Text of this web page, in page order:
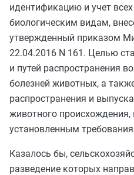
идентификацию и учет
биологическим видам,
утвержденный приказом
22.04.2016 N 161. Целью
и путей распространения
болезней животных, а
распространения и
животного происхождения,
установленным
Казалось бы,
разведение которых